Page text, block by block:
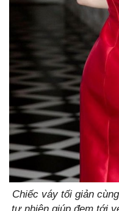
Chiếc váy tối giản